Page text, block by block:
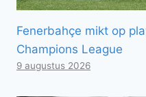
Fenerbahçe mikt op
Champions League
9 augustus 2026